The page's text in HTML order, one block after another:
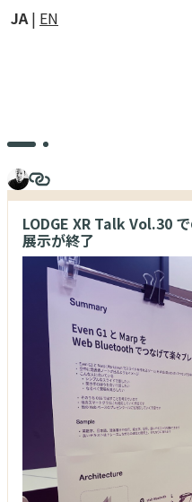
JA EN
LODGE XR Talk Vol.30
展示が終了